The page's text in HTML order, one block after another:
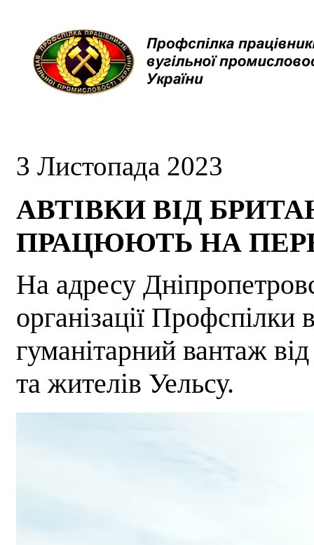
3 Листопада 2023
АВТІВКИ ВІД
ПРАЦЮЮТЬ НА
На адресу
організації Профспілки
гуманітарний вантаж
та жителів Уельсу.